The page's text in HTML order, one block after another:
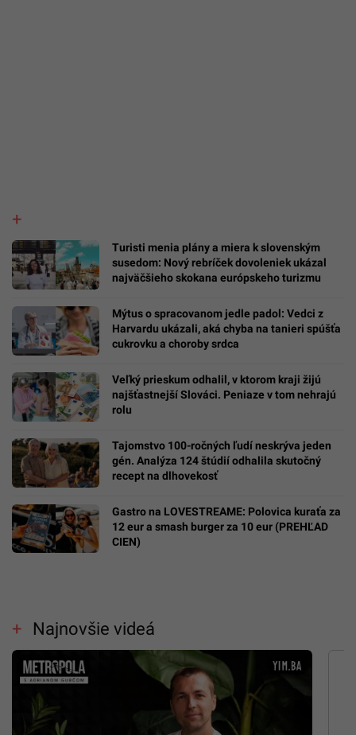
Turisti menia plány a miera k slovenským
susedom: Nový rebríček dovoleniek ukázal
najväčšieho skokana európskeho turizmu
Mýtus o spracovanom jedle padol: Vedci z
Harvardu ukázali, aká chyba na tanieri spúšťa
cukrovku a choroby srdca
Veľký prieskum odhalil, v ktorom kraji žijú
najšťastnejší Slováci. Peniaze v tom nehrajú
rolu
Tajomstvo 100-ročných ľudí neskrýva jeden
gén. Analýza 124 štúdií odhalila skutočný
recept na dlhovekosť
Gastro na LOVESTREAME: Polovica kuraťa za
12 eur a smash burger za 10 eur (PREHĽAD
CIEN)
Najnovšie videá